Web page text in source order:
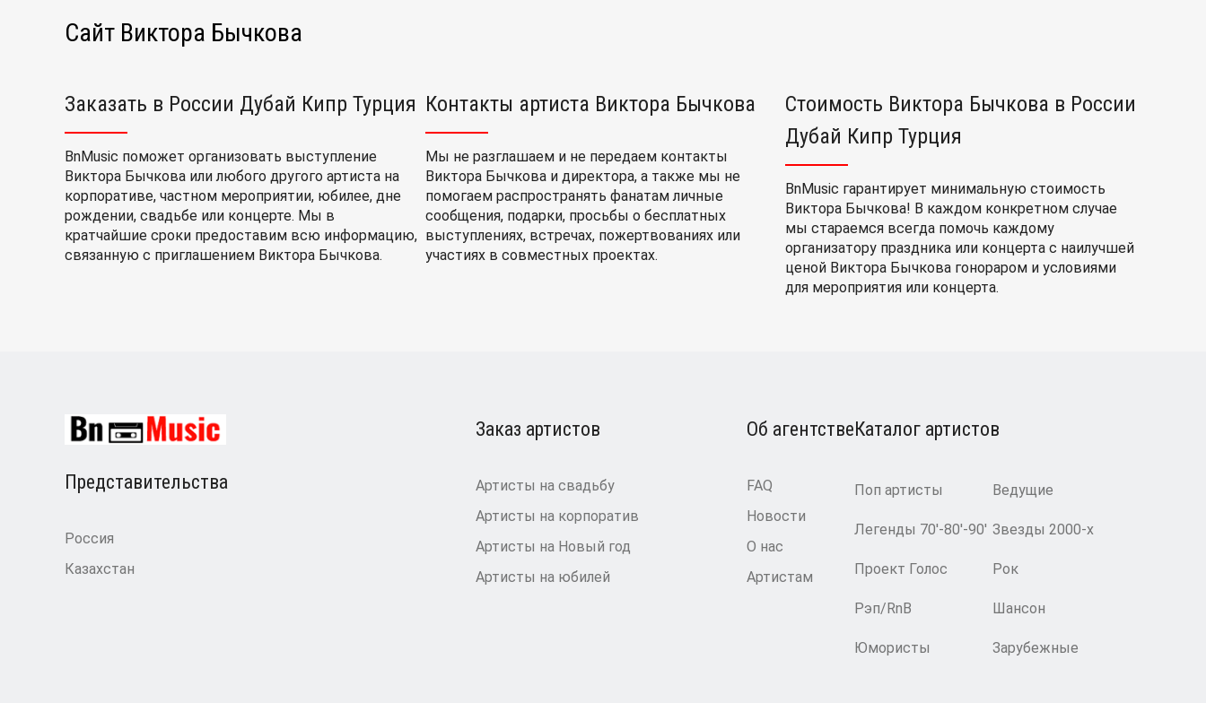
Сайт Виктора Бычкова
Заказать в России Дубай Кипр Турция
BnMusic поможет организовать выступление
Виктора Бычкова или любого другого артиста на
корпоративе, частном мероприятии, юбилее, дне
рождении, свадьбе или концерте. Мы в
кратчайшие сроки предоставим всю информацию,
связанную с приглашением Виктора Бычкова.
Контакты артиста Виктора Бычкова
Мы не разглашаем и не передаем контакты
Виктора Бычкова и директора, а также мы не
помогаем распространять фанатам личные
сообщения, подарки, просьбы о бесплатных
выступлениях, встречах, пожертвованиях или
участиях в совместных проектах.
Стоимость Виктора Бычкова в России
Дубай Кипр Турция
BnMusic гарантирует минимальную стоимость
Виктора Бычкова! В каждом конкретном случае
мы стараемся всегда помочь каждому
организатору праздника или концерта с наилучшей
ценой Виктора Бычкова гонораром и условиями
для мероприятия или концерта.
Представительства
Россия
Казахстан
Каталог артистов
Поп артисты Ведущие
Легенды 70′-80′-90′ Звезды 2000-х
Проект Голос Рок
Рэп/RnB Шансон
Юмористы Зарубежные
Заказ артистов
Артисты на свадьбу
Артисты на корпоратив
Артисты на Новый год
Артисты на юбилей
Об агентстве
FAQ
Новости
О нас
Артистам